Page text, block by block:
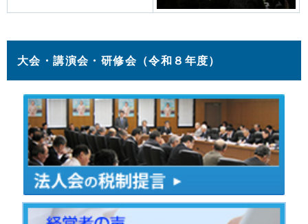
大会・講演会・研修会（令和８年度）